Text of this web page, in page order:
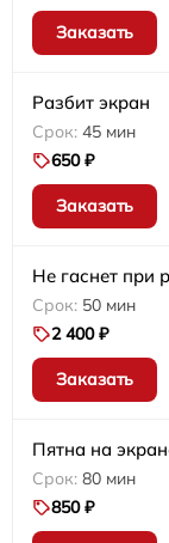
Заказать
Разбит экран
45 мин
650 ₽
Заказать
Не гаснет при
50 мин
2 400 ₽
Заказать
Пятна на
80 мин
850 ₽